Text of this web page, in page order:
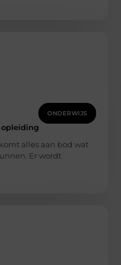
ONDERWIJS
alles aan bod wat
Er wordt